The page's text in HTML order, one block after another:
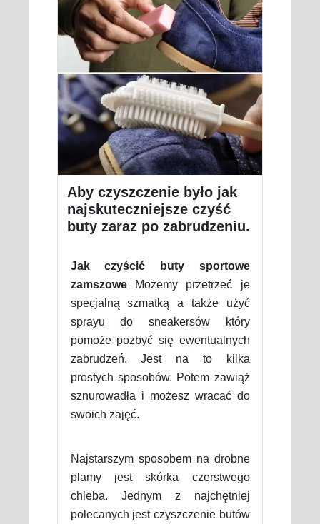
Aby czyszczenie było jak
najskuteczniejsze czyść
buty zaraz po zabrudzeniu.
Jak czyścić buty sportowe
zamszoweMożemy przetrzeć je
specjalną szmatką a także użyć
sprayu do sneakersów który
pomoże pozbyć się ewentualnych
zabrudzeń. Jest na to kilka
prostych sposobów. Potem zawiąż
sznurowadła i możesz wracać do
swoich zajęć.
Najstarszym sposobem na drobne
plamy jest skórka czerstwego
chleba. Jednym z najchętniej
polecanych jest czyszczenie butów